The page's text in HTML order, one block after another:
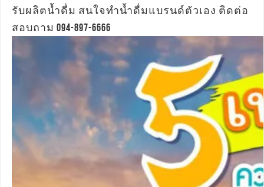
รับผลิตน้ำดื่ม สนใจทำน้ำดื่มแบรนด์ตัวเอง ติดต่อ
สอบถาม 094-897-6666